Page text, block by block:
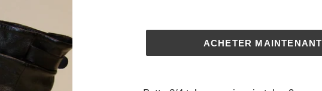
ACHETER MAINTENANT